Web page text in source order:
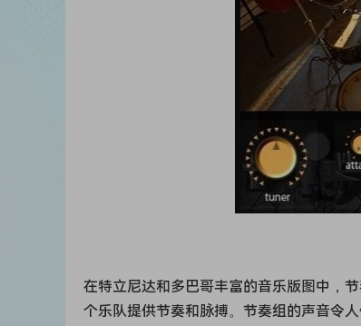
在特立尼达和多巴哥丰富的音乐版图中，
个乐队提供节奏和脉搏。节奏组的声音令